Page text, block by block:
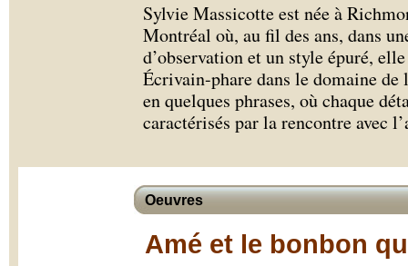
Sylvie Massicotte est née à
Montréal où, au fil des ans, dans
d’observation et un style épuré,
Écrivain-phare dans le domaine
en quelques phrases, où chaque
caractérisés par la rencontre avec
Oeuvres
Amé et le bonbon